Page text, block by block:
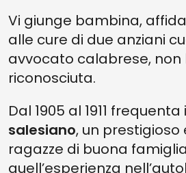
Vi giunge bambina,
alle cure di due anziani
avvocato calabrese, non
riconosciuta.
Dal 1905 al 1911 frequenta
salesiano, un
ragazze di buona
quell’esperienza